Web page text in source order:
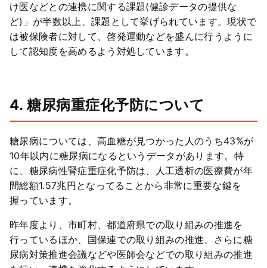
け医などとの連携に関する課題(健診データの提供な
ど)」が半数以上、課題として挙げられています。現状で
は被保険者に対して、啓発運動などを盛んに行うように
して認知度を高めるよう対処しています。
4. 糖尿病重症化予防について
糖尿病については、高血糖が見つかった人のうち43%が
10年以内に糖尿病になるというデータがあります。特
に、糖尿病性腎症重症化予防は、人工透析の医療費が年
間総額1.57兆円となってることから非常に重要な鍵を
握っています。
昨年度より、市町村、都道府県での取り組みの推進を
行っているほか、国保連での取り組みの推進、さらに糖
尿病対策推進会議などや医師会などでの取り組みの推進